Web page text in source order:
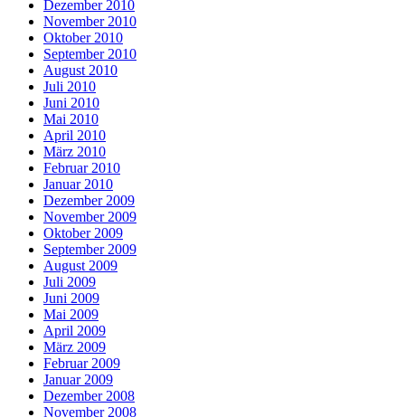
Dezember 2010
November 2010
Oktober 2010
September 2010
August 2010
Juli 2010
Juni 2010
Mai 2010
April 2010
März 2010
Februar 2010
Januar 2010
Dezember 2009
November 2009
Oktober 2009
September 2009
August 2009
Juli 2009
Juni 2009
Mai 2009
April 2009
März 2009
Februar 2009
Januar 2009
Dezember 2008
November 2008